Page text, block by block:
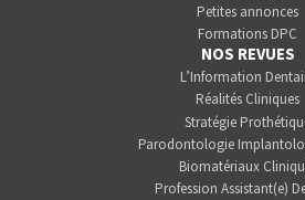
Petites annonces
Formations DPC
NOS REVUES
L’Information
Réalités Cliniques
Stratégie
Parodontologie
Biomatériaux
Profession Assistant(e)